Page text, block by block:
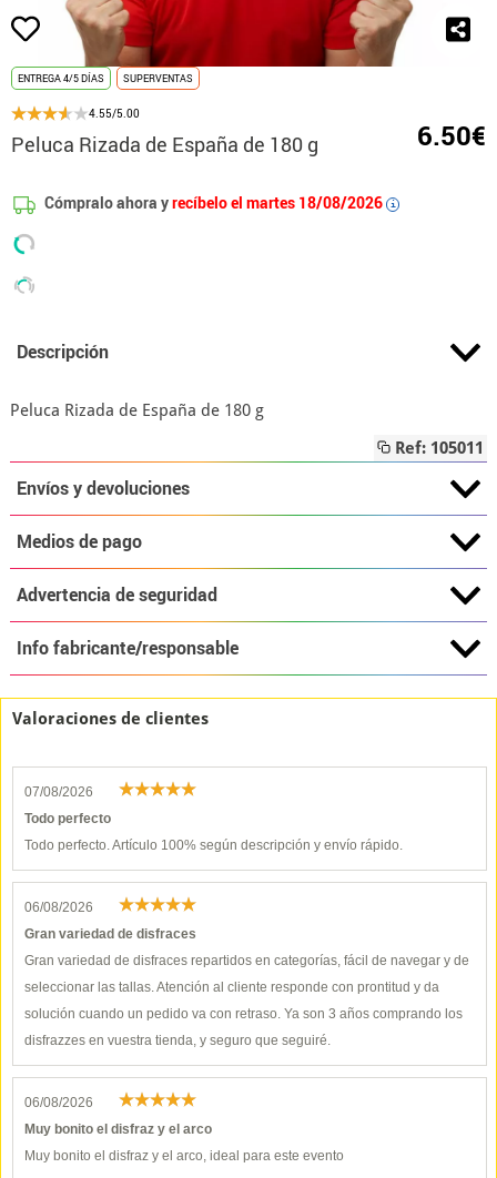
ENTREGA 4/5 DÍAS SUPERVENTAS
4.55/5.00
Peluca Rizada de España de 180 g 6.50€
Cómpralo ahora yrecíbelo el martes 18/08/2026 i
Descripción
Peluca Rizada de España de 180 g
Ref: 105011
Envíos y devoluciones
Medios de pago
Advertencia de seguridad
Info fabricante/responsable
Valoraciones de clientes
07/08/2026
Todo perfecto
Todo perfecto. Artículo 100% según descripción y envío rápido.
06/08/2026
Gran variedad de disfraces
Gran variedad de disfraces repartidos en categorías, fácil de navegar y de
seleccionar las tallas. Atención al cliente responde con prontitud y da
solución cuando un pedido va con retraso. Ya son 3 años comprando los
disfrazzes en vuestra tienda, y seguro que seguiré.
06/08/2026
Muy bonito el disfraz y el arco
Muy bonito el disfraz y el arco, ideal para este evento